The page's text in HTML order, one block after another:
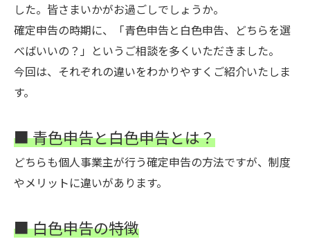
した。皆さまいかがお過ごしでしょうか。
確定申告の時期に、「青色申告と白色申告、どちらを選
べばいいの？」というご相談を多くいただきました。
今回は、それぞれの違いをわかりやすくご紹介いたしま
す。
■ 青色申告と白色申告とは？
どちらも個人事業主が行う確定申告の方法ですが、制度
やメリットに違いがあります。
■ 白色申告の特徴